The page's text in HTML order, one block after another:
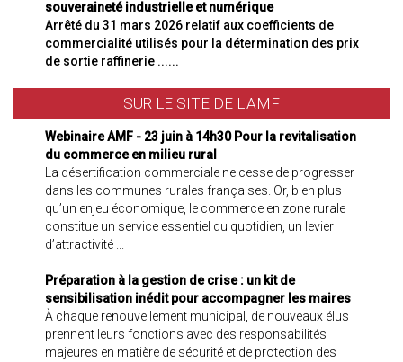
souveraineté industrielle et numérique
Arrêté du 31 mars 2026 relatif aux coefficients de
commercialité utilisés pour la détermination des prix
de sortie raffinerie ......
SUR LE SITE DE L'AMF
Webinaire AMF - 23 juin à 14h30 Pour la revitalisation
du commerce en milieu rural
La désertification commerciale ne cesse de progresser
dans les communes rurales françaises. Or, bien plus
qu’un enjeu économique, le commerce en zone rurale
constitue un service essentiel du quotidien, un levier
d’attractivité ...
Préparation à la gestion de crise : un kit de
sensibilisation inédit pour accompagner les maires
À chaque renouvellement municipal, de nouveaux élus
prennent leurs fonctions avec des responsabilités
majeures en matière de sécurité et de protection des